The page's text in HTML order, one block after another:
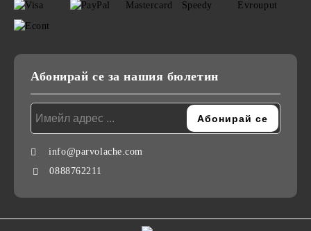
Абонирай се за нашия бюлетин
info@parvolache.com
0888762211